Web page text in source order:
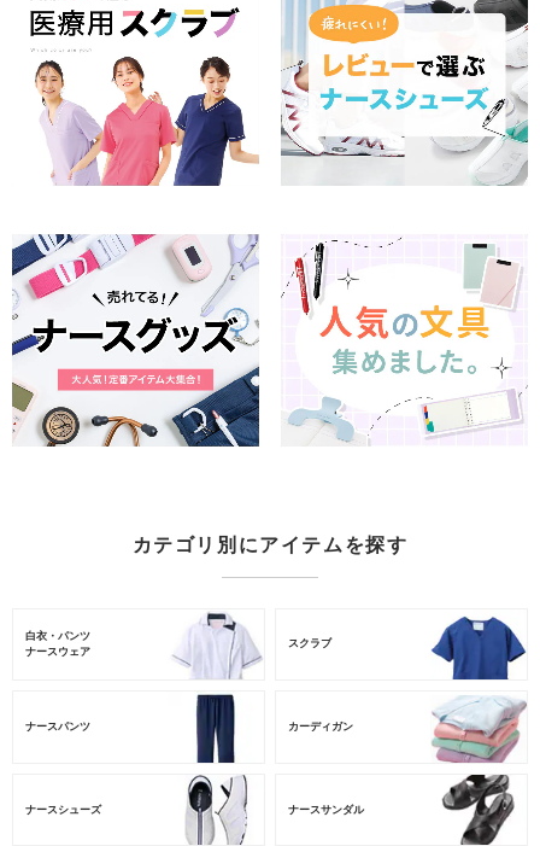
カテゴリ別にアイテムを探す
白衣・パンツ
ナースウェア
スクラブ
ナースパンツ カーディガン
ナースシューズ ナースサンダル